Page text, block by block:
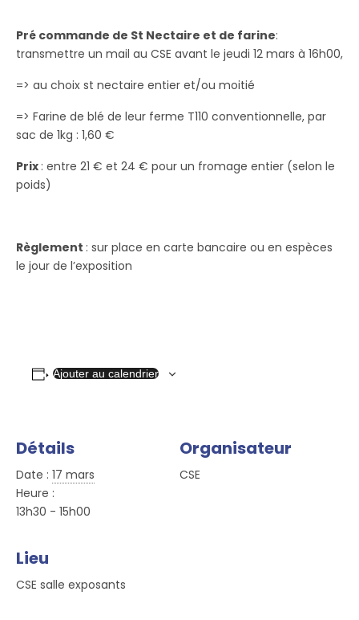
Pré commande de St Nectaire et de farine:
transmettre un mail au CSE avant le jeudi 12 mars à 16h00,
=> au choix st nectaire entier et/ou moitié
=> Farine de blé de leur ferme T110 conventionnelle, par
sac de 1kg : 1,60 €
Prix : entre 21 € et 24 € pour un fromage entier (selon le
poids)
Règlement : sur place en carte bancaire ou en espèces
le jour de l’exposition
Ajouter au calendrier
Détails
Date : 17 mars
Heure :
13h30 - 15h00
Organisateur
CSE
Lieu
CSE salle exposants